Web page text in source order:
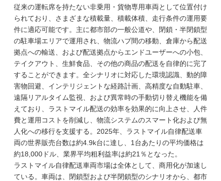
従来の運転席を持たない非乗用・貨物専用車両として位置付け
られており、さまざまな積載量、積載体積、走行条件の運用要
件に適応可能です。主に都市部の一般公道や、閉鎖・半閉鎖型
の駐車場エリアで運用され、物流ハブ間の移動、倉庫から配送
拠点への輸送、および配送拠点からエンドユーザーへの小包、
テイクアウト、生鮮食品、その他の商品の配送を自律的に完了
することができます。全シナリオに対応した環境認識、動的障
害物回避、インテリジェントな経路計画、高精度な自動駐車、
遠隔リアルタイム監視、および異常時の手動切り替え機能を備
えており、ラストマイル配送の効率を効果的に向上させ、人件
費と運用コストを削減し、物流システムのスマート化および無
人化への移行を支援する。2025年、ラストマイル自律配送車
両の世界販売台数は約4.9k台に達し、1台あたりの平均価格は
約18,000ドル、業界平均粗利益率は約21％となった。
ラストマイル自律配送車両市場は全体として、商用化が加速し
ている。車両は、閉鎖型および半閉鎖型のシナリオから、都市